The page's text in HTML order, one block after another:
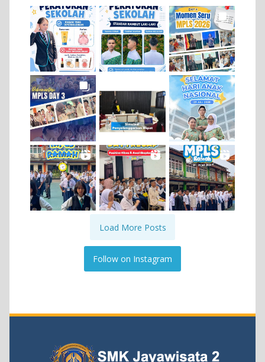
Load More Posts
Follow on Instagram